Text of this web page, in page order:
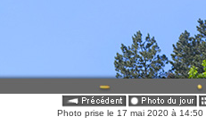
Photo prise le 17 mai 2020 à